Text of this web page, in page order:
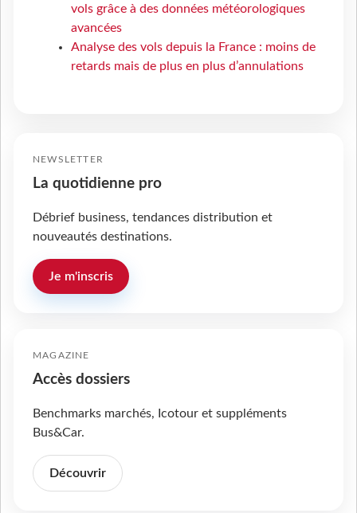
vols grâce à des données météorologiques
avancées
Analyse des vols depuis la France : moins de
retards mais de plus en plus d’annulations
NEWSLETTER
La quotidienne pro
Débrief business, tendances distribution et
nouveautés destinations.
Je m'inscris
MAGAZINE
Accès dossiers
Benchmarks marchés, Icotour et suppléments
Bus&Car.
Découvrir